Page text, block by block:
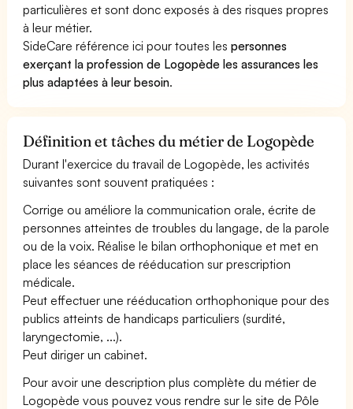
particulières et sont donc exposés à des risques propres
à leur métier.
SideCare référence ici pour toutes lespersonnes
exerçant la profession de Logopède les assurances les
plus adaptées à leur besoin.
Définition et tâches du métier de Logopède
Durant l'exercice du travail de Logopède, les activités
suivantes sont souvent pratiquées :
Corrige ou améliore la communication orale, écrite de
personnes atteintes de troubles du langage, de la parole
ou de la voix. Réalise le bilan orthophonique et met en
place les séances de rééducation sur prescription
médicale.
Peut effectuer une rééducation orthophonique pour des
publics atteints de handicaps particuliers (surdité,
laryngectomie, ...).
Peut diriger un cabinet.
Pour avoir une description plus complète du métier de
Logopède vous pouvez vous rendre sur le site de Pôle